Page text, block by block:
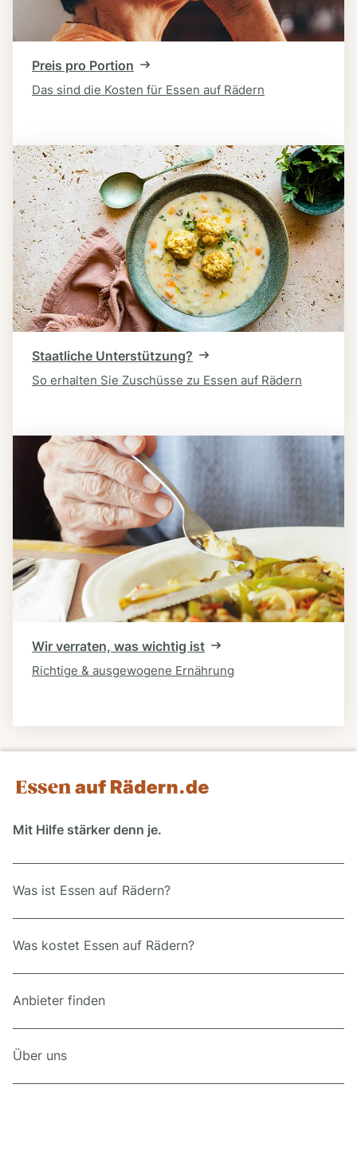
Preis pro Portion
Das sind die Kosten für Essen auf Rädern
Staatliche Unterstützung?
So erhalten Sie Zuschüsse zu Essen auf Rädern
Wir verraten, was wichtig ist
Richtige & ausgewogene Ernährung
Mit Hilfe stärker denn je.
Was ist Essen auf Rädern?
Was kostet Essen auf Rädern?
Anbieter finden
Über uns